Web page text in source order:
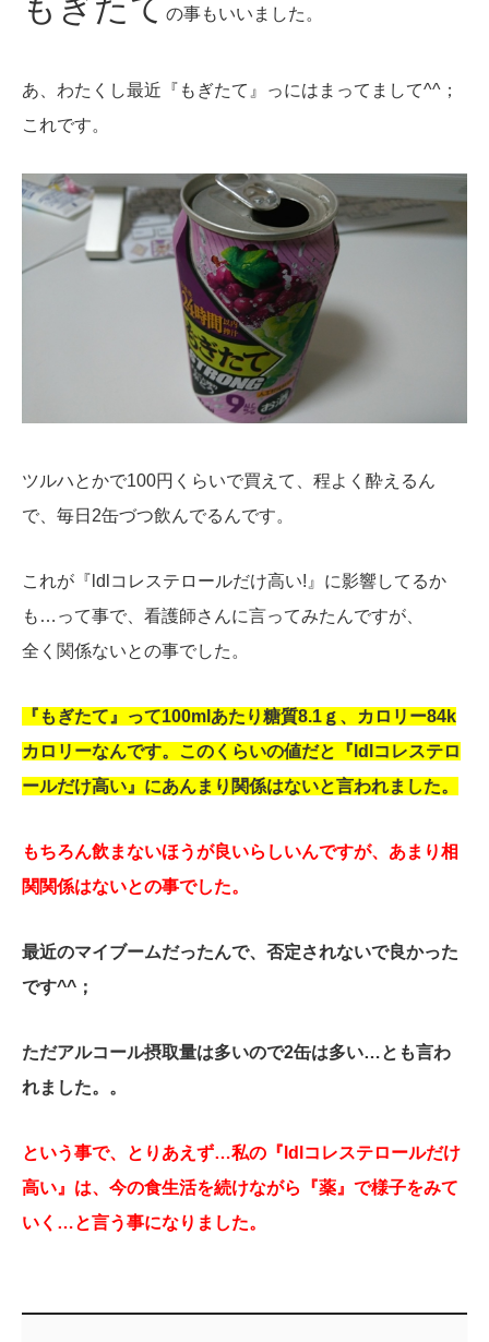
もぎたて の事もいいました。
あ、わたくし最近『もぎたて』っにはまってまして^^；
これです。
ツルハとかで100円くらいで買えて、程よく酔えるん
で、毎日2缶づつ飲んでるんです。
これが『ldlコレステロールだけ高い!』に影響してるか
も…って事で、看護師さんに言ってみたんですが、
全く関係ないとの事でした。
『もぎたて』って100mlあたり糖質8.1ｇ、カロリー84k
カロリーなんです。このくらいの値だと『ldlコレステロ
ールだけ高い』にあんまり関係はないと言われました。
もちろん飲まないほうが良いらしいんですが、あまり相
関関係はないとの事でした。
最近のマイブームだったんで、否定されないで良かった
です^^；
ただアルコール摂取量は多いので2缶は多い…とも言わ
れました。。
という事で、とりあえず…私の『ldlコレステロールだけ
高い』は、今の食生活を続けながら『薬』で様子をみて
いく…と言う事になりました。